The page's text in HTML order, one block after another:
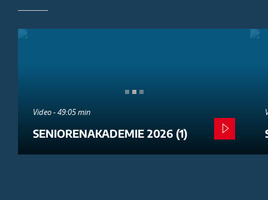
Video - 49:05 min
SENIORENAKADEMIE 2026 (1)